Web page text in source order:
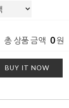
총 상품 금액 0원
BUY IT NOW